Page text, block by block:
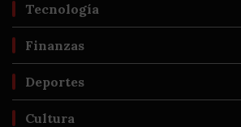
Tecnología
Finanzas
Deportes
Cultura